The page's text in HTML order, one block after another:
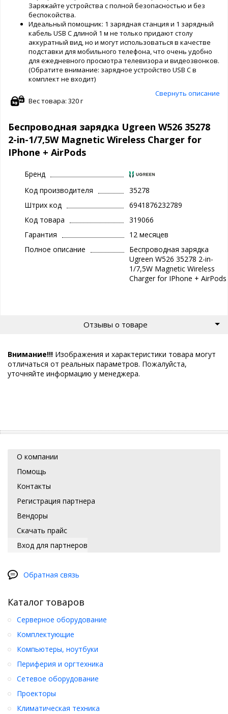
Заряжайте устройства с полной безопасностью и без
беспокойства.
Идеальный помощник: 1 зарядная станция и 1 зарядный
кабель USB C длиной 1 м не только придают столу
аккуратный вид, но и могут использоваться в качестве
подставки для мобильного телефона, что очень удобно
для ежедневного просмотра телевизора и видеозвонков.
(Обратите внимание: зарядное устройство USB C в
комплект не входит)
Свернуть описание
Вес товара: 320 г
Беспроводная зарядка Ugreen W526 35278
2-in-1/7,5W Magnetic Wireless Charger for
IPhone + AirPods
Бренд
Код производителя
35278
Штрих код
6941876232789
Код товара
319066
Гарантия
12 месяцев
Полное описание
Беспроводная зарядка
Ugreen W526 35278 2-in-
1/7,5W Magnetic Wireless
Charger for IPhone + AirPods
Отзывы о товаре
Внимание!!! Изображения и характеристики товара могут
отличаться от реальных параметров. Пожалуйста,
уточняйте информацию у менеджера.
О компании
Помощь
Контакты
Регистрация партнера
Вендоры
Скачать прайс
Вход для партнеров
Обратная связь
Каталог товаров
Серверное оборудование
Комплектующие
Компьютеры, ноутбуки
Периферия и оргтехника
Сетевое оборудование
Проекторы
Климатическая техника